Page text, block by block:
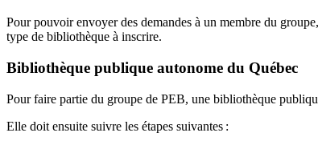
Pour pouvoir envoyer des demandes à un membre du
type de bibliothèque à inscrire.
Bibliothèque publique autonome du Québec
Pour faire partie du groupe de PEB, une bibliothèque
Elle doit ensuite suivre les étapes suivantes :